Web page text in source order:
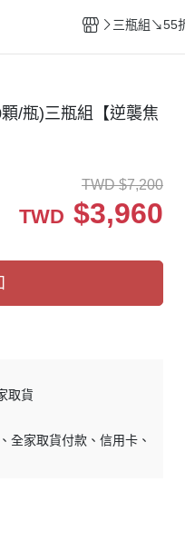
三瓶組↘55
/瓶)三瓶組【逆襲焦
TWD $7,200
TWD $3,960
取貨
全家取貨付款
信用卡